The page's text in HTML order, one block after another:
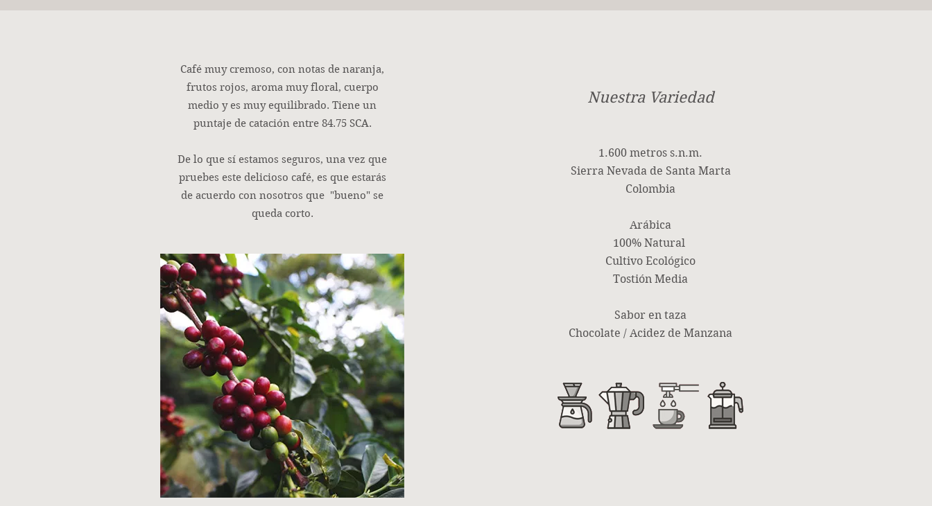
Café muy cremoso, con notas de naranja,
frutos rojos, aroma muy floral, cuerpo
medio y es muy equilibrado. Tiene un
puntaje de catación entre 84.75 SCA.
De lo que sí estamos seguros, una vez que
pruebes este delicioso café, es que estarás
de acuerdo con nosotros que "bueno" se
queda corto.
Nuestra Variedad
1.600 metros s.n.m.
Sierra Nevada de Santa Marta
Colombia
Arábica
100% Natural
Cultivo Ecológico
Tostión Media
Sabor en taza
Chocolate / Acidez de Manzana